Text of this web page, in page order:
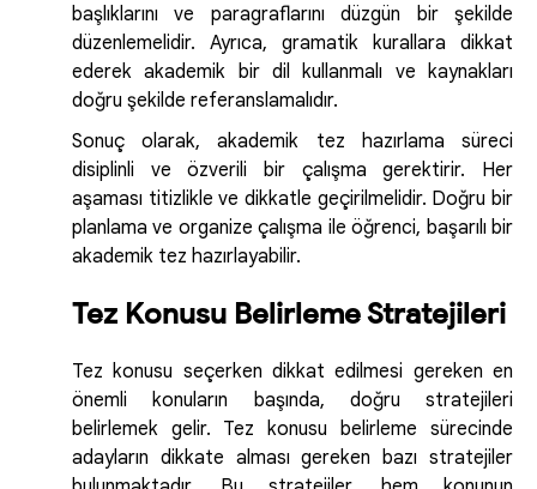
başlıklarını ve paragraflarını düzgün bir şekilde
düzenlemelidir. Ayrıca, gramatik kurallara dikkat
ederek akademik bir dil kullanmalı ve kaynakları
doğru şekilde referanslamalıdır.
Sonuç olarak, akademik tez hazırlama süreci
disiplinli ve özverili bir çalışma gerektirir. Her
aşaması titizlikle ve dikkatle geçirilmelidir. Doğru bir
planlama ve organize çalışma ile öğrenci, başarılı bir
akademik tez hazırlayabilir.
Tez Konusu Belirleme Stratejileri
Tez konusu seçerken dikkat edilmesi gereken en
önemli konuların başında, doğru stratejileri
belirlemek gelir. Tez konusu belirleme sürecinde
adayların dikkate alması gereken bazı stratejiler